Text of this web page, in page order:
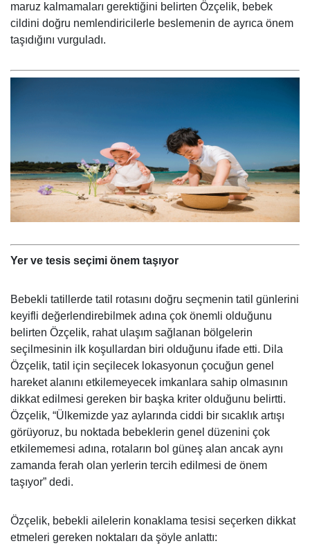
maruz kalmamaları gerektiğini belirten Özçelik, bebek
cildini doğru nemlendiricilerle beslemenin de ayrıca önem
taşıdığını vurguladı.
Yer ve tesis seçimi önem taşıyor
Bebekli tatillerde tatil rotasını doğru seçmenin tatil günlerini
keyifli değerlendirebilmek adına çok önemli olduğunu
belirten Özçelik, rahat ulaşım sağlanan bölgelerin
seçilmesinin ilk koşullardan biri olduğunu ifade etti. Dila
Özçelik, tatil için seçilecek lokasyonun çocuğun genel
hareket alanını etkilemeyecek imkanlara sahip olmasının
dikkat edilmesi gereken bir başka kriter olduğunu belirtti.
Özçelik, “Ülkemizde yaz aylarında ciddi bir sıcaklık artışı
görüyoruz, bu noktada bebeklerin genel düzenini çok
etkilememesi adına, rotaların bol güneş alan ancak aynı
zamanda ferah olan yerlerin tercih edilmesi de önem
taşıyor” dedi.
Özçelik, bebekli ailelerin konaklama tesisi seçerken dikkat
etmeleri gereken noktaları da şöyle anlattı: